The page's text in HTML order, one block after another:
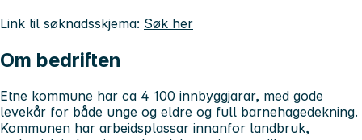
Link til søknadsskjema: Søk her
Om bedriften
Etne kommune har ca 4 100 innbyggjarar, med gode
levekår for både unge og eldre og full barnehagedekning.
Kommunen har arbeidsplassar innanfor landbruk,